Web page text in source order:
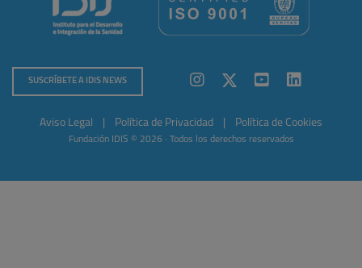
SUSCRÍBETE A IDIS NEWS
Aviso Legal Política de Privacidad Política de Cookies
Fundación IDIS © 2026 · Todos los derechos reservados